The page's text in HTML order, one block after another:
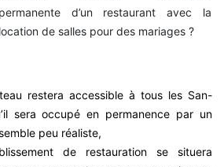
permanente d’un restaurant avec la
location de salles pour des mariages ?
restera accessible à tous les San-
sera occupé en permanence par un
peu réaliste,
de restauration se situera